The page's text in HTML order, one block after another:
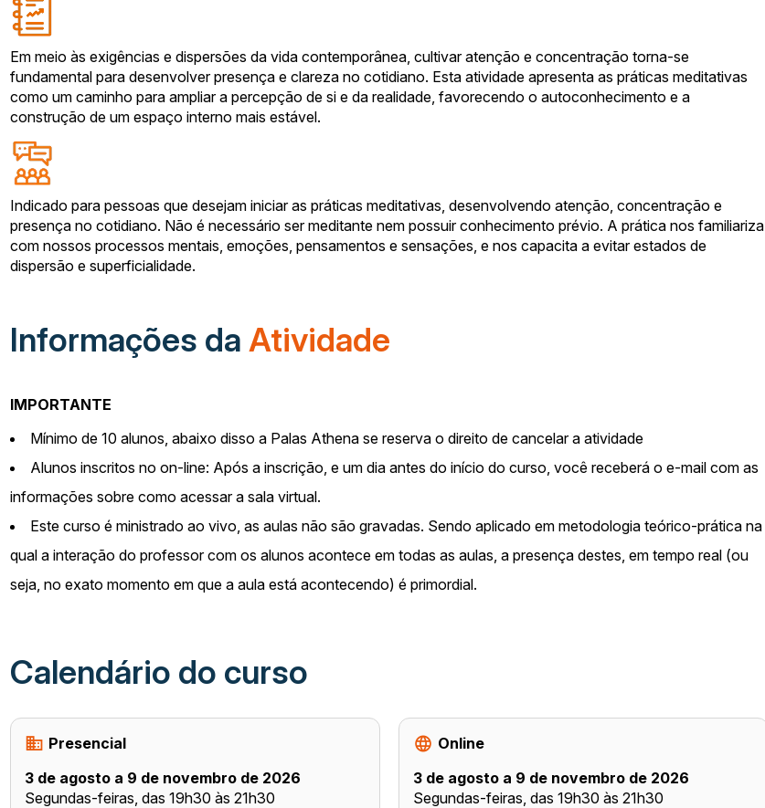
Em meio às exigências e dispersões da vida contemporânea, cultivar atenção e concentração torna-se
fundamental para desenvolver presença e clareza no cotidiano. Esta atividade apresenta as práticas meditativas
como um caminho para ampliar a percepção de si e da realidade, favorecendo o autoconhecimento e a
construção de um espaço interno mais estável.
Indicado para pessoas que desejam iniciar as práticas meditativas, desenvolvendo atenção, concentração e
presença no cotidiano. Não é necessário ser meditante nem possuir conhecimento prévio. A prática nos familiariza
com nossos processos mentais, emoções, pensamentos e sensações, e nos capacita a evitar estados de
dispersão e superficialidade.
Informações da Atividade
IMPORTANTE
Mínimo de 10 alunos, abaixo disso a Palas Athena se reserva o direito de cancelar a atividade
Alunos inscritos no on-line: Após a inscrição, e um dia antes do início do curso, você receberá o e-mail com as
informações sobre como acessar a sala virtual.
Este curso é ministrado ao vivo, as aulas não são gravadas. Sendo aplicado em metodologia teórico-prática na
qual a interação do professor com os alunos acontece em todas as aulas, a presença destes, em tempo real (ou
seja, no exato momento em que a aula está acontecendo) é primordial.
Calendário do curso
Presencial
3 de agosto a 9 de novembro de 2026
Segundas-feiras, das 19h30 às 21h30
Online
3 de agosto a 9 de novembro de 2026
Segundas-feiras, das 19h30 às 21h30